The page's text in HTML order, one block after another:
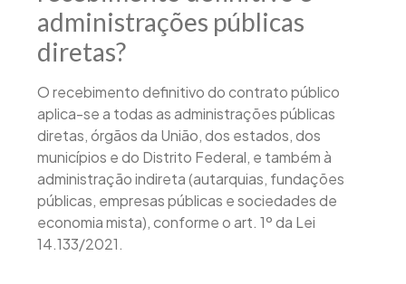
administrações públicas
diretas?
O recebimento definitivo do contrato público
aplica-se a todas as administrações públicas
diretas, órgãos da União, dos estados, dos
municípios e do Distrito Federal, e também à
administração indireta (autarquias, fundações
públicas, empresas públicas e sociedades de
economia mista), conforme o art. 1º da Lei
14.133/2021.